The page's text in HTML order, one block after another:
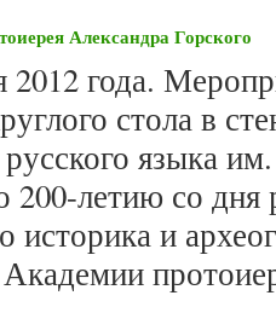
Александра Горского
2012 года.
стола в
русского языка
200-летию со
историка и